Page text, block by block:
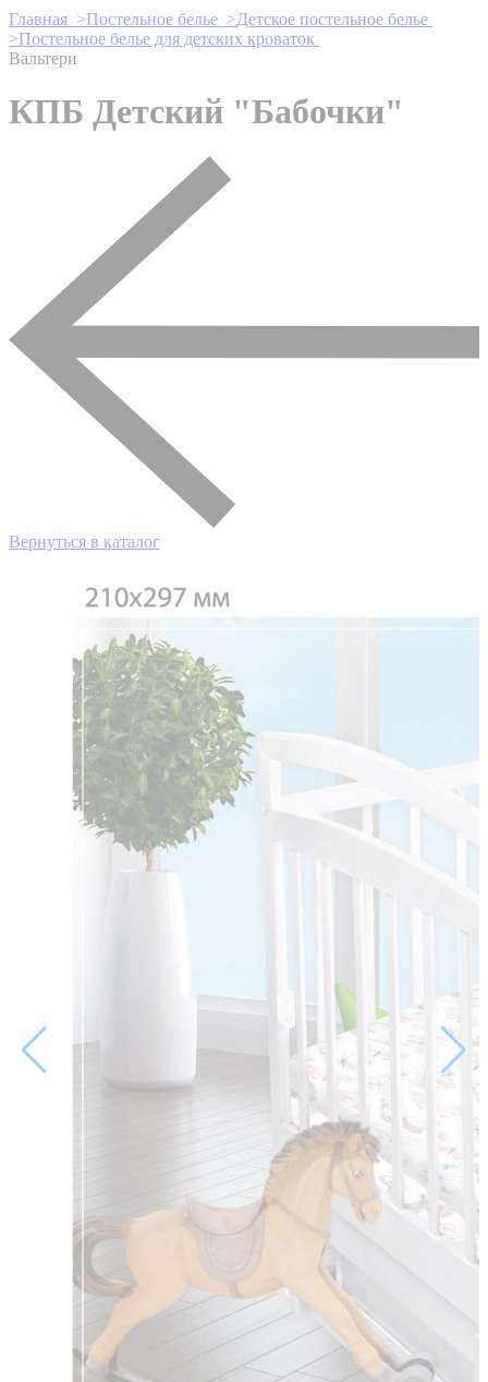
Главная >Постельное белье >Детское постельное белье
>Постельное белье для детских кроваток
Вальтери
КПБ Детский "Бабочки"
Вернуться в каталог